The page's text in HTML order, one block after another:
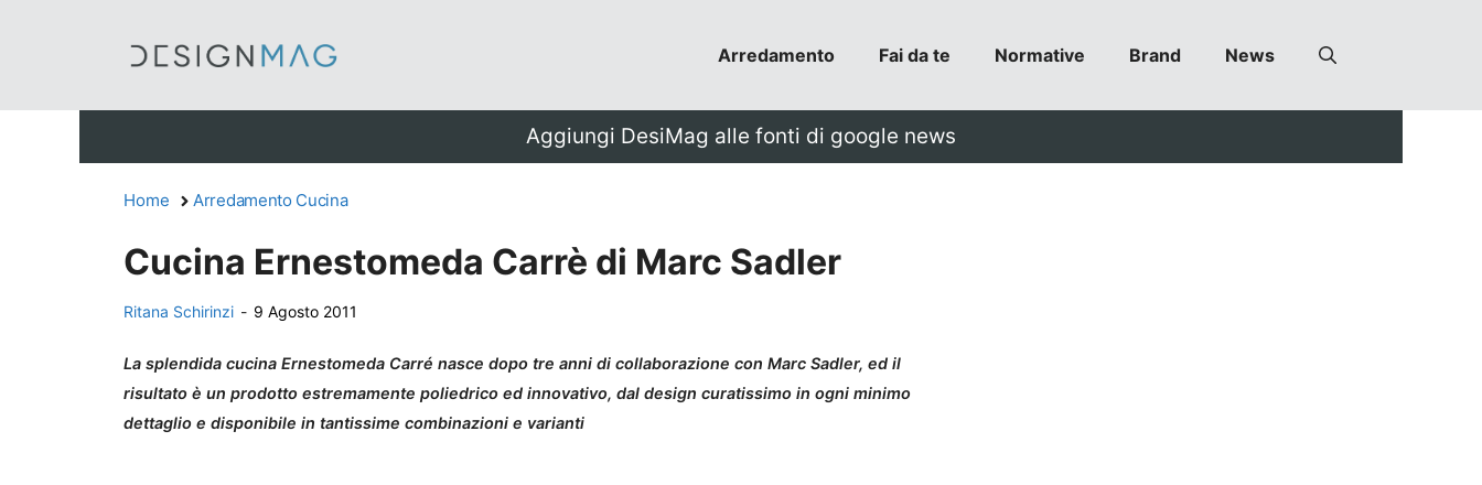
Arredamento Fai da te Normative Brand News
Aggiungi DesiMag alle fonti di google news
Home Arredamento Cucina
Cucina Ernestomeda Carrè di Marc Sadler
Ritana Schirinzi - 9 Agosto 2011
La splendida cucina Ernestomeda Carré nasce dopo tre anni di collaborazione con Marc Sadler, ed il
risultato è un prodotto estremamente poliedrico ed innovativo, dal design curatissimo in ogni minimo
dettaglio e disponibile in tantissime combinazioni e varianti